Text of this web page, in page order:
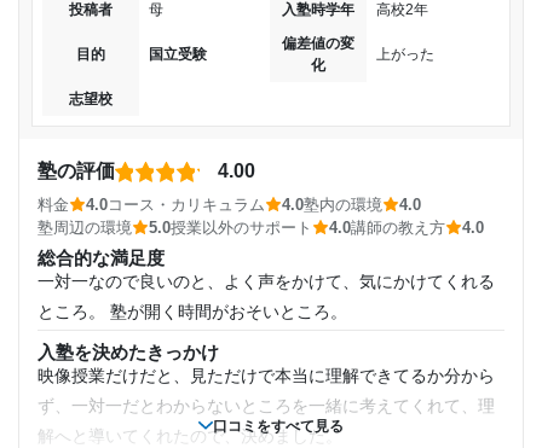
通年
1日あたりの授業時間
1時間～2時間未満
月額料金
30,001円〜40,000円
目的の達成度
受験直前なこともあり、苦手の克服と凡ミスを減らすことを
バランスよく指導してくれています。子どもの性格にあった
褒め方や声かけがあるようで飽きずに塾に通えています。
うちの子どもの理解力の問題かとは思いますが印刷機がなか
なかスムーズに使えないとのことで苦戦しているようです。
塾周辺の環境
街灯もしっかりとあり、塾の前に大きな道路があるが、送迎
のために路上停車などもなく安全な環境
授業以外のサポート
母子家庭のため、受験生とはいえ塾に通わせるお金について
は少し悩みましたが、体験入塾の際に地域で使える補助金の
案内までしてくれました。口コミをすべて見る
投稿者 母 入塾時学年 高校2年
目的 国立受験
偏差値の変
化
上がった
志望校
塾の評価 4.00
料金 4.0コース・カリキュラム 4.0塾内の環境
4.0
塾周辺の環境
5.0授業以外のサポート 4.0講師の教え方 4.0
総合的な満足度
一対一なので良いのと、よく声をかけて、気にかけてくれる
ところ。 塾が開く時間がおそいところ。
入塾を決めたきっかけ
映像授業だけだと、見ただけで本当に理解できてるか分から
ず、一対一だとわからないところを一緒に考えてくれて、理
解へと導いてくれたので、決めました。